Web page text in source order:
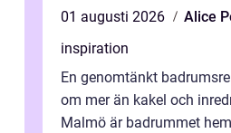
01 augusti 2026
Alice
inspiration
En genomtänkt
om mer än kakel och
Malmö är badrummet